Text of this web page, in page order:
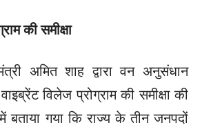
की समीक्षा
अमित शाह द्वारा वन अनुसंधान
विलेज प्रोग्राम की समीक्षा की
बताया गया कि राज्य के तीन जनपदों